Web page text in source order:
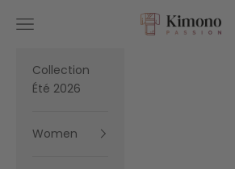
Kimono Passion
Navigation menu
Collection
Été 2026
Women